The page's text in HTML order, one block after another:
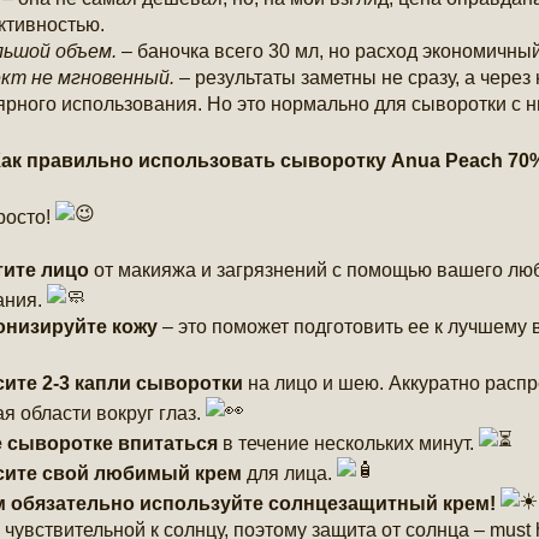
объем. – баночка всего 30 мл, но расход
не мгновенный. – результаты заметны не сразу, а через
использования. Но это нормально для сыворотки с
правильно использовать сыворотку Anua Peach
лицо от макияжа и загрязнений с помощью вашего
кожу – это поможет подготовить ее к
2-3 капли сыворотки на лицо и шею. Аккуратно
области вокруг глаз.
сыворотке впитаться в течение нескольких минут.
свой любимый крем для лица.
обязательно используйте солнцезащитный крем!
к солнцу, поэтому защита от солнца – must